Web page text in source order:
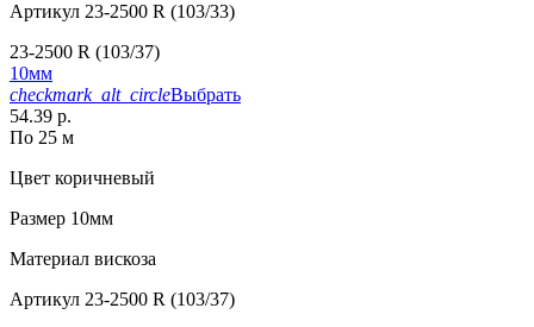
Артикул 23-2500 R (103/33)
23-2500 R (103/37)
10мм
checkmark_alt_circleВыбрать
54.39 р.
По 25 м
Цвет коричневый
Размер 10мм
Материал вискоза
Артикул 23-2500 R (103/37)